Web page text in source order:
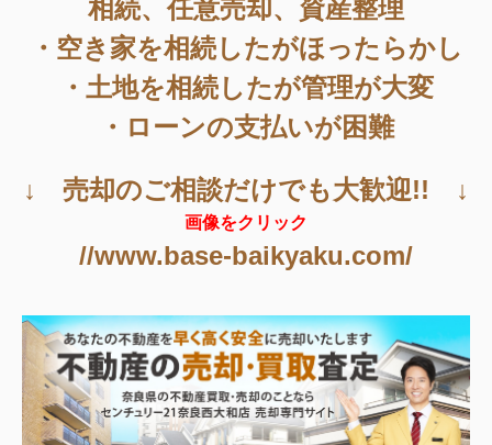
相続、任意売却、資産整理
・空き家を相続したがほったらかし
・土地を相続したが管理が大変
・ローンの支払いが困難
↓ 売却のご相談だけでも大歓迎!! ↓
画像をクリック
//www.base-baikyaku.com/